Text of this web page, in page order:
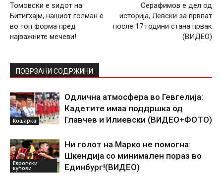
Томовски е ѕидот на
Битигхајм, нашиот голман е
во топ форма пред
најважните мечеви!
Серафимов е дел од
историја, Левски за првпат
после 17 години стана првак
(ВИДЕО)
ПОВРЗАНИ СОДРЖИНИ
Кошарка
Одлична атмосфера во Гевгелија:
Кадетите имаа поддршка од
Главчев и Илиевски (ВИДЕО+ФОТО)
Европски
купови
Ни голот на Марко не помогна:
Шкендија со минимален пораз во
Единбург!(ВИДЕО)